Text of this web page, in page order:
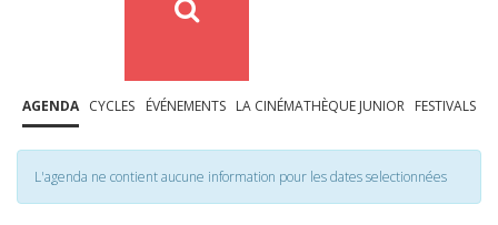
AGENDA CYCLES ÉVÉNEMENTS LA CINÉMATHÈQUE JUNIOR FESTIVALS
L'agenda ne contient aucune information pour les dates selectionnées